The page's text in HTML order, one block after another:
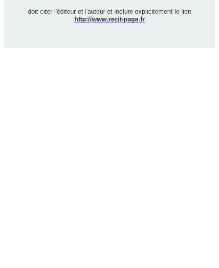
doit citer l'éditeur et l'auteur et inclure explicitement le lien
http://www.recit-page.fr